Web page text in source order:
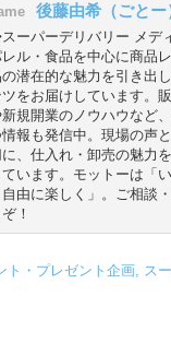
後藤由希（ごとー
ーパーデリバリー メデ
レル・食品を中心に商品
の潜在的な魅力を引き出
ツをお届けしています。
新規開業のノウハウなど
情報も発信中。現場の声
、仕入れ・卸売の魅力
ています。モットーは「
自由に楽しく」。ご相談
！
ト・プレゼント企画, ス